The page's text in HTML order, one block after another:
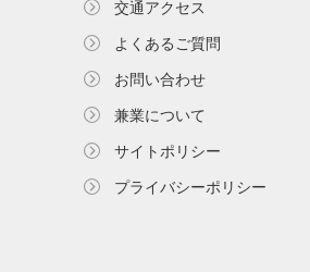
交通アクセス
よくあるご質問
お問い合わせ
兼業について
サイトポリシー
プライバシーポリシー